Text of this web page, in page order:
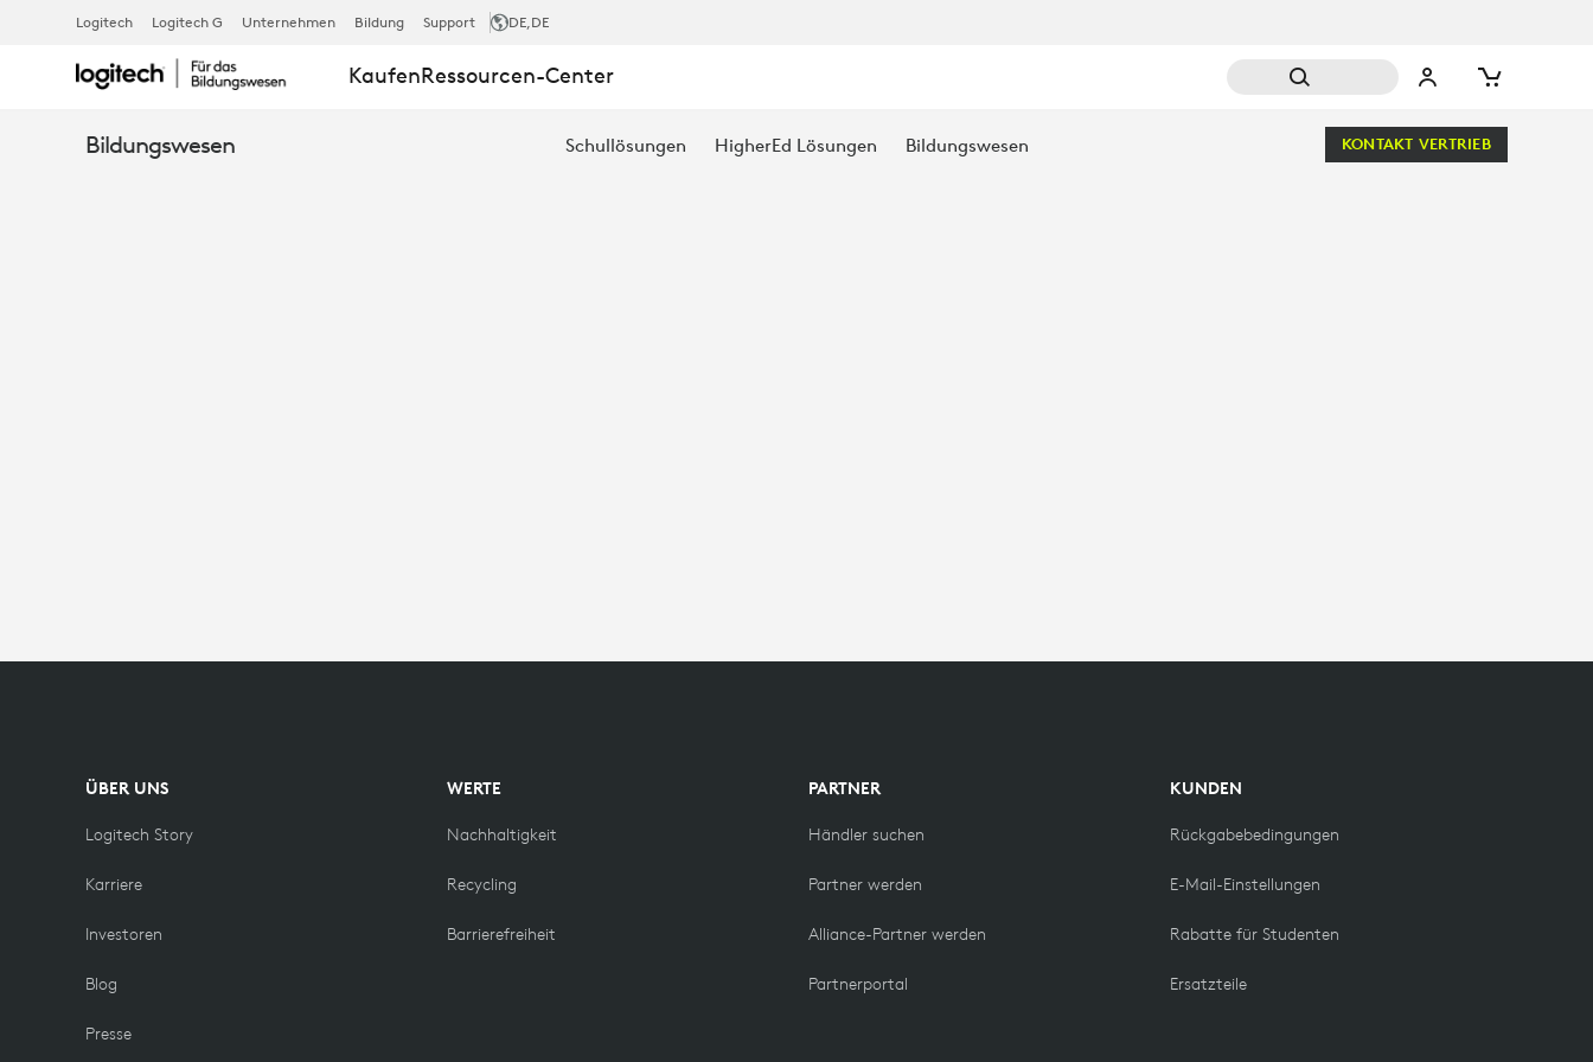
STUDENTS
AS
Logitech Logitech G Unternehmen Bildung Support DE,DE
KaufenRessourcen-Center
Bildungswesen Schullösungen HigherEd Lösungen Bildungswesen KONTAKT VERTRIEB
ÜBER UNS
Logitech Story
Karriere
Investoren
Blog
Presse
WERTE
Nachhaltigkeit
Recycling
Barrierefreiheit
PARTNER
Händler suchen
Partner werden
Alliance-Partner werden
Partnerportal
KUNDEN
Rückgabebedingungen
E-Mail-Einstellungen
Rabatte für Studenten
Ersatzteile